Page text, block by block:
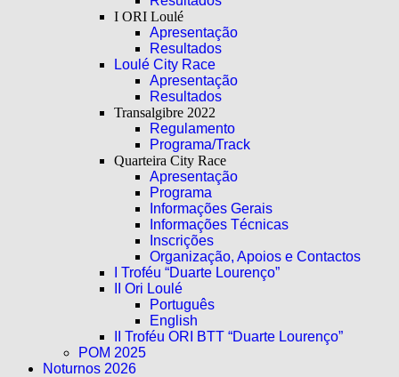
I ORI Loulé
Apresentação
Resultados
Loulé City Race
Apresentação
Resultados
Transalgibre 2022
Regulamento
Programa/Track
Quarteira City Race
Apresentação
Programa
Informações Gerais
Informações Técnicas
Inscrições
Organização, Apoios e Contactos
I Troféu “Duarte Lourenço”
II Ori Loulé
Português
English
II Troféu ORI BTT “Duarte Lourenço”
POM 2025
Noturnos 2026